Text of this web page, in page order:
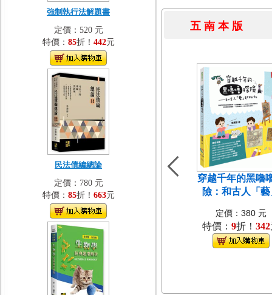
強制執行法解題書
定價：520 元
特價： 85折！ 442元
民法債編總論
定價：780 元
特價： 85折！ 663元
五 南 本
穿越千年的黑嚕
險：和古人「
定價：380 元
特價： 9折！ 342